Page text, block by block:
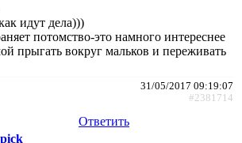
идут дела)))
потомство-это намного интереснее
прыгать вокруг мальков и переживать
31/05/2017 09:19:07
#2381714
Ответить